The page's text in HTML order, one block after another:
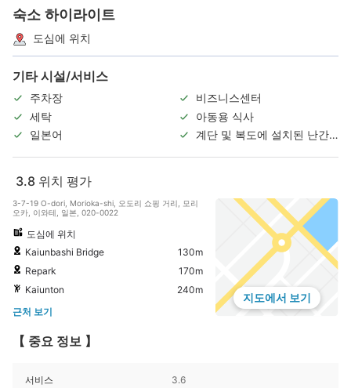
숙소 하이라이트
도심에 위치
기타 시설/서비스
주차장
비즈니스센터
세탁
아동용 식사
일본어
계단 및 복도에 설치된 난간/
3.8 위치 평가
3-7-19 O-dori, Morioka-shi, 오도리 쇼핑 거리, 모리
오카, 이와테, 일본, 020-0022
도심에 위치
Kaiunbashi Bridge
130m
Repark
170m
Kaiunton
240m
근처 보기
지도에서 보기
【 중요 정보 】
서비스 3.6